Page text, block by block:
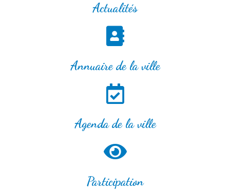
Actualités
Annuaire de la ville
Agenda de la ville
Participation